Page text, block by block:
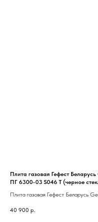
Плита газовая Гефест
ПГ 6300-03 S046 T (черное
полный ГК, конвекция)
Плита газовая Гефест Беларусь
верх эмаль, чугун, таймер, полный ГК,
40 900 р.